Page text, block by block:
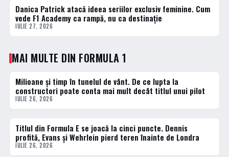
3 · TOP
Danica Patrick atacă ideea seriilor exclusiv feminine. Cum
vede F1 Academy ca rampă, nu ca destinație
IULIE 27, 2026
MAI MULTE DIN FORMULA 1
FORMULA 1
Milioane și timp în tunelul de vânt. De ce lupta la
constructori poate conta mai mult decât titlul unui pilot
IULIE 26, 2026
FORMULA 1
Titlul din Formula E se joacă la cinci puncte. Dennis
profită, Evans și Wehrlein pierd teren înainte de Londra
IULIE 26, 2026